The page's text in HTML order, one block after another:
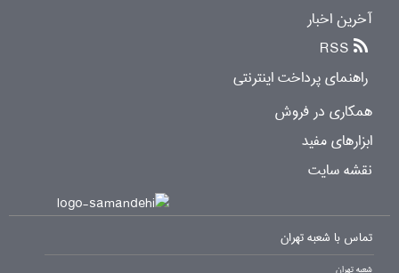
آخرین اخبار
RSS
راهنمای پرداخت اینترنتی
همکاری در فروش
ابزارهای مفید
نقشه سایت
تماس با شعبه تهران
شعبه تهران